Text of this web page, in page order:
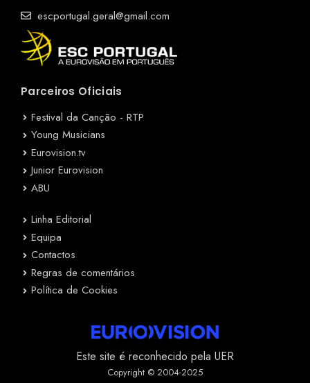
escportugal.geral@gmail.com
Parceiros Oficiais
Festival da Canção - RTP
Young Musicians
Eurovision.tv
Junior Eurovision
ABU
Linha Editorial
Equipa
Contactos
Regras de comentários
Política de Cookies
Este site é reconhecido pela UER
Copyright © 2004-2025